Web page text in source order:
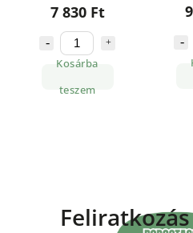
7 830 Ft
Kosárba
teszem